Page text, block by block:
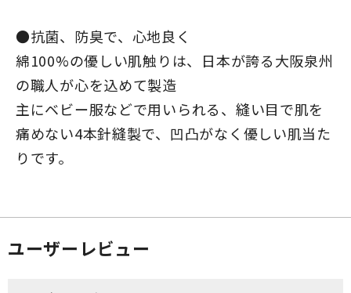
●抗菌、防臭で、心地良く
綿100%の優しい肌触りは、日本が誇る大阪泉州
の職人が心を込めて製造
主にベビー服などで用いられる、縫い目で肌を
痛めない4本針縫製で、凹凸がなく優しい肌当た
りです。
ユーザーレビュー